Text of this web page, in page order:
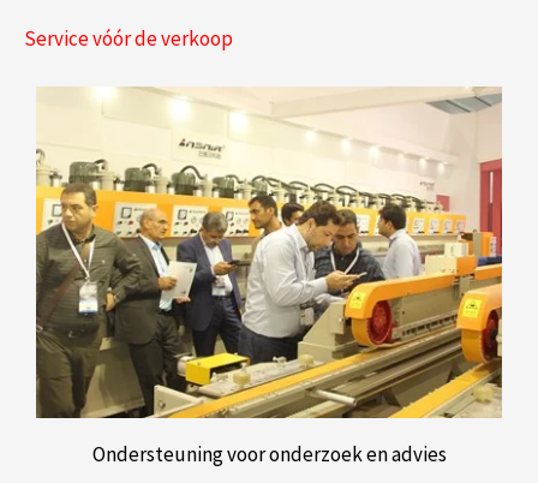
Service vóór de verkoop
Ondersteuning voor onderzoek en advies